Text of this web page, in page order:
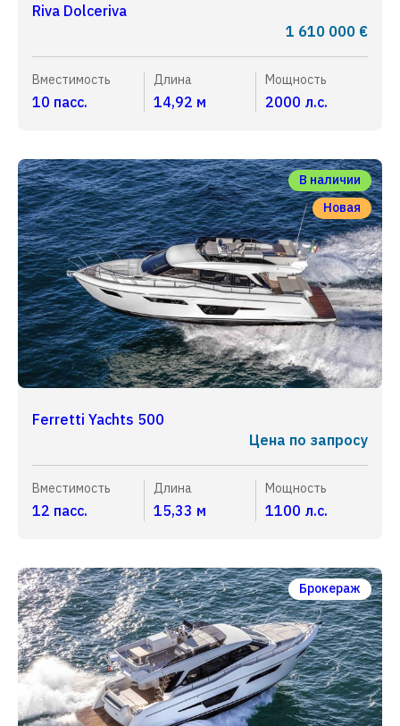
Riva Dolceriva
1 610 000 €
Вместимость
10 пасс.
Длина
14,92 м
Мощность
2000 л.с.
В наличии
Новая
Ferretti Yachts 500
Цена по запросу
Вместимость
12 пасс.
Длина
15,33 м
Мощность
1100 л.с.
Брокераж